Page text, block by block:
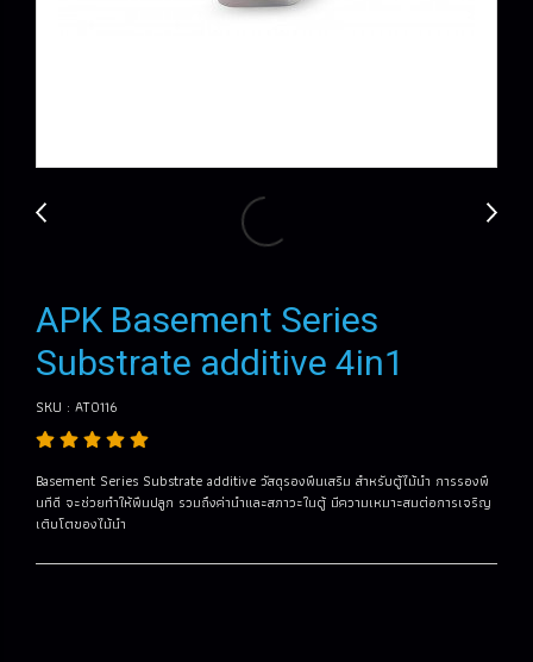
APK Basement Series
Substrate additive 4in1
SKU : AT0116
Basement Series Substrate additive วัสดุรองพืนเสริม สำหรับตู้ไม้นํา การรองพื
นทีดี จะช่วยทำให้พืนปลูก รวมถึงค่านําและสภาวะในตู้ มีความเหมาะสมต่อการเจริญ
เติบโตของไม้นํา